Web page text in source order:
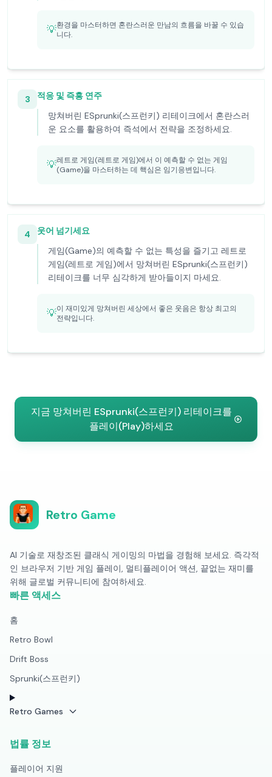
💡환경을 마스터하면 혼란스러운 만남의 흐름을 바꿀 수 있습
니다.
3
적응 및 즉흥 연주
망쳐버린 ESprunki(스프런키) 리테이크에서 혼란스러
운 요소를 활용하여 즉석에서 전략을 조정하세요.
💡레트로 게임(레트로 게임)에서 이 예측할 수 없는 게임
(Game)을 마스터하는 데 핵심은 임기응변입니다.
4
웃어 넘기세요
게임(Game)의 예측할 수 없는 특성을 즐기고 레트로
게임(레트로 게임)에서 망쳐버린 ESprunki(스프런키)
리테이크를 너무 심각하게 받아들이지 마세요.
💡이 재미있게 망쳐버린 세상에서 좋은 웃음은 항상 최고의
전략입니다.
지금 망쳐버린 ESprunki(스프런키) 리테이크를
플레이(Play)하세요
Retro Game
AI 기술로 재창조된 클래식 게이밍의 마법을 경험해 보세요. 즉각적
인 브라우저 기반 게임 플레이, 멀티플레이어 액션, 끝없는 재미를
위해 글로벌 커뮤니티에 참여하세요.
빠른 액세스
홈
Retro Bowl
Drift Boss
Sprunki(스프런키)
Retro Games
법률 정보
플레이어 지원